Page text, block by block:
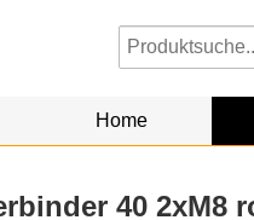
Home
40 2xM8